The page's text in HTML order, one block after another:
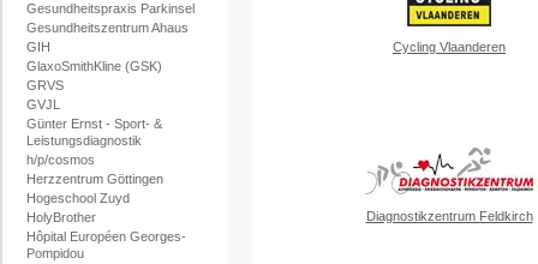
Gesundheitspraxis Parkinsel
Gesundheitszentrum Ahaus
GIH
GlaxoSmithKline (GSK)
GRVS
GVJL
Günter Ernst - Sport- &
Leistungsdiagnostik
h/p/cosmos
Herzzentrum Göttingen
Hogeschool Zuyd
HolyBrother
Hôpital Européen Georges-
Pompidou
Cycling Vlaanderen
Diagnostikzentrum Feldkirch